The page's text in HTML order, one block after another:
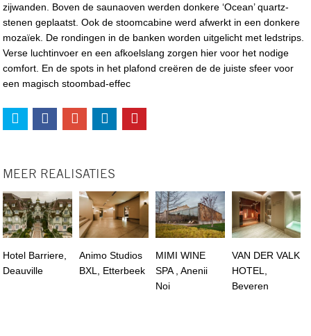
zijwanden. Boven de saunaoven werden donkere ‘Ocean’ quartz-
stenen geplaatst. Ook de stoomcabine werd afwerkt in een donkere
mozaïek. De rondingen in de banken worden uitgelicht met ledstrips.
Verse luchtinvoer en een afkoelslang zorgen hier voor het nodige
comfort. En de spots in het plafond creëren de de juiste sfeer voor
een magisch stoombad-effec
MEER REALISATIES
Hotel Barriere,
Deauville
Animo Studios
BXL, Etterbeek
MIMI WINE
SPA , Anenii
Noi
VAN DER VALK
HOTEL,
Beveren